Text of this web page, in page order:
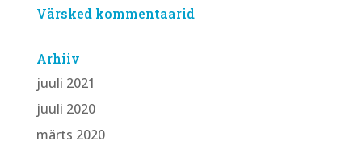
Värsked kommentaarid
Arhiiv
juuli 2021
juuli 2020
märts 2020